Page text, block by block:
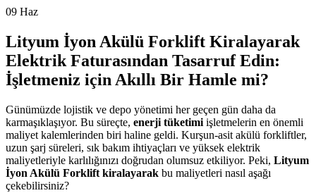
09 Haz
Lityum İyon Akülü Forklift Kiralayarak
Elektrik Faturasından Tasarruf Edin:
İşletmeniz için Akıllı Bir Hamle mi?
Günümüzde lojistik ve depo yönetimi her geçen gün daha da
karmaşıklaşıyor. Bu süreçte, enerji tüketimi işletmelerin en önemli
maliyet kalemlerinden biri haline geldi. Kurşun-asit akülü forkliftler,
uzun şarj süreleri, sık bakım ihtiyaçları ve yüksek elektrik
maliyetleriyle karlılığınızı doğrudan olumsuz etkiliyor. Peki, Lityum
İyon Akülü Forklift kiralayarak bu maliyetleri nasıl aşağı
çekebilirsiniz?